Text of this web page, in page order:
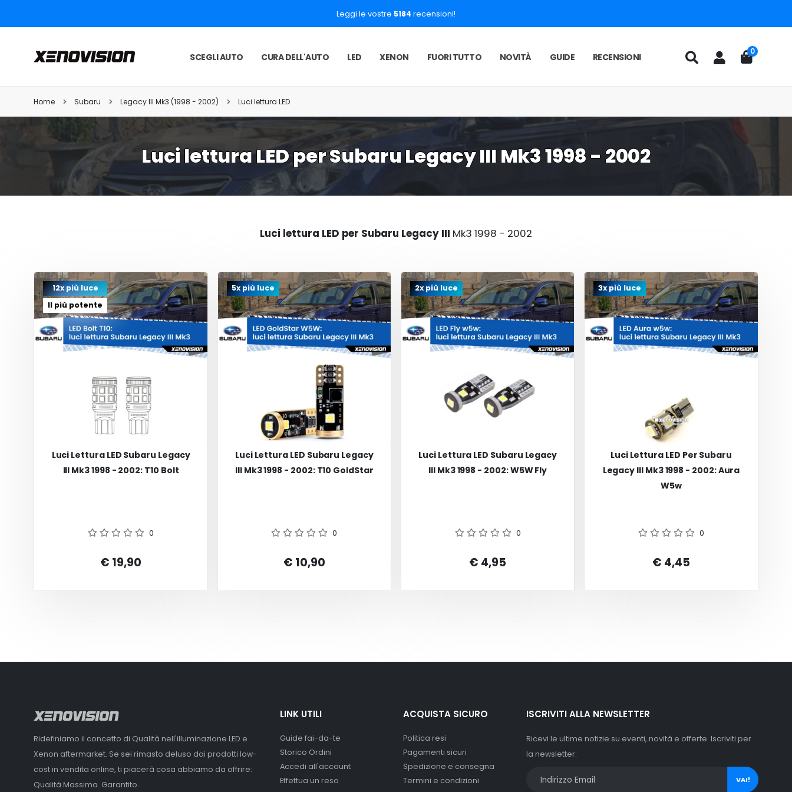
Leggi le vostre 5184 recensioni!
SCEGLI AUTO CURA DELL'AUTO LED XENON FUORI TUTTO NOVITÀ GUIDE RECENSIONI
0
Home Subaru Legacy III Mk3 (1998 - 2002) Luci lettura LED
Luci lettura LED per Subaru Legacy III Mk3 1998 - 2002
Luci lettura LED per Subaru Legacy III Mk3 1998 - 2002
12x più luce
Il più potente
Luci Lettura LED Subaru Legacy
III Mk3 1998 - 2002: T10 Bolt
0
€ 19,90
5x più luce
Luci Lettura LED Subaru Legacy
III Mk3 1998 - 2002: T10 GoldStar
0
€ 10,90
2x più luce
Luci Lettura LED Subaru Legacy
III Mk3 1998 - 2002: W5W Fly
0
€ 4,95
3x più luce
Luci Lettura LED Per Subaru
Legacy III Mk3 1998 - 2002: Aura
W5w
0
€ 4,45
Ridefiniamo il concetto di Qualità nell'illuminazione LED e
Xenon aftermarket. Se sei rimasto deluso dai prodotti low-
cost in vendita online, ti piacerà cosa abbiamo da offrire:
Qualità Massima. Garantito.
LINK UTILI
Guide fai-da-te
Storico Ordini
Accedi all'account
Effettua un reso
ACQUISTA SICURO
Politica resi
Pagamenti sicuri
Spedizione e consegna
Termini e condizioni
ISCRIVITI ALLA NEWSLETTER
Ricevi le ultime notizie su eventi, novità e offerte. Iscriviti per
la newsletter:
VAI!